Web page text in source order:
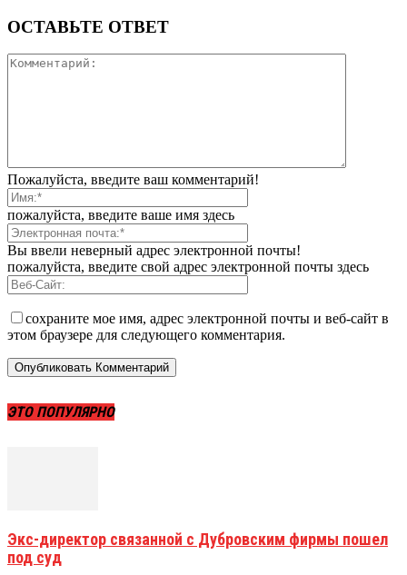
ОСТАВЬТЕ ОТВЕТ
Пожалуйста, введите ваш комментарий!
пожалуйста, введите ваше имя здесь
Вы ввели неверный адрес электронной почты!
пожалуйста, введите свой адрес электронной почты здесь
сохраните мое имя, адрес электронной почты и веб-сайт в
этом браузере для следующего комментария.
ЭТО ПОПУЛЯРНО
Экс-директор связанной с Дубровским фирмы пошел
под суд